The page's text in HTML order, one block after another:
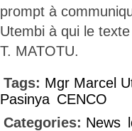
prompt à
Utembi à qui le
T. MATOTU.
Tags: Mgr Marcel
Pasinya CENCO
Categories: News